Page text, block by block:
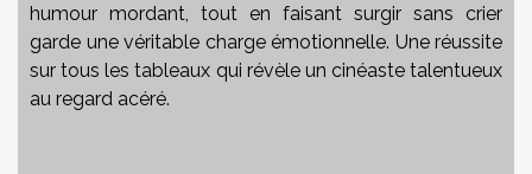
humour mordant, tout en faisant surgir sans crier
garde une véritable charge émotionnelle. Une réussite
sur tous les tableaux qui révèle un cinéaste talentueux
au regard acéré.